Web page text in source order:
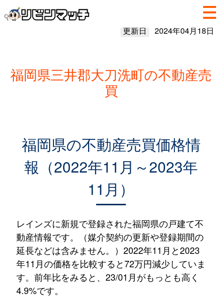
更新日 2024年04月18日
福岡県三井郡大刀洗町の不動産売
買
福岡県の不動産売買価格情
報（2022年11月～2023年
11月）
レインズに新規で登録された福岡県の戸建て不
動産情報です。（媒介契約の更新や登録期間の
延長などは含みません。）2022年11月と2023
年11月の価格を比較すると72万円減少していま
す。前年比をみると、23/01月がもっとも高く
4.9%です。